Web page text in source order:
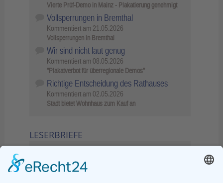
Vierte Prüf-Demo in Mainz - Plakatierung genehmigt
Vollsperrungen in Bremthal
Kommentiert am 21.05.2026
Vollsperrungen in Bremthal
Wir sind nicht laut genug
Kommentiert am 08.05.2026
"Plakatverbot für überregionale Demos"
Richtige Entscheidung des Rathauses
Kommentiert am 02.05.2026
Stadt bietet Wohnhaus zum Kauf an
LESERBRIEFE
Sperrung B455: Kleiner
Grenzverkehr statt weite Wege